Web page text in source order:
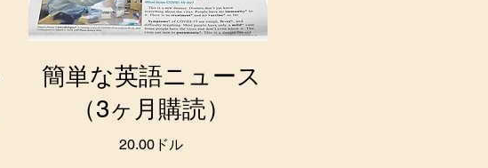
簡単な英語ニュース
（3ヶ月購読）
20.00ドル